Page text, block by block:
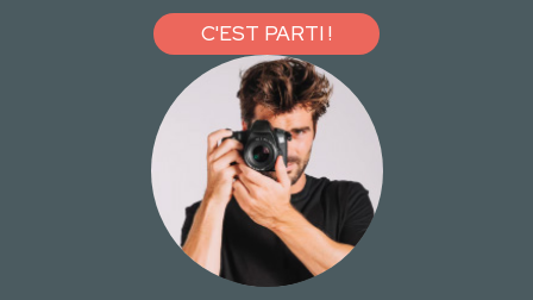
C'EST PARTI !